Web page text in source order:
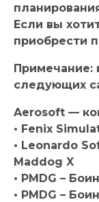
Если вы
приобрести
Примечание:
следующих
Aerosoft —
• Fenix
• Leonardo
Maddog X
• PMDG –
• PMDG –